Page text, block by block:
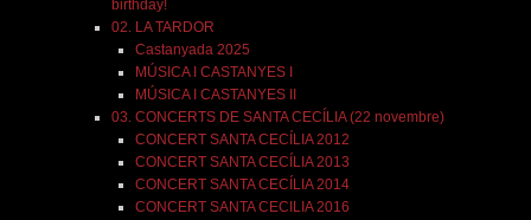
birthday!
02. LA TARDOR
Castanyada 2025
MÚSICA I CASTANYES I
MÚSICA I CASTANYES II
03. CONCERTS DE SANTA CECÍLIA (22 novembre)
CONCERT SANTA CECÍLIA 2012
CONCERT SANTA CECÍLIA 2013
CONCERT SANTA CECÍLIA 2014
CONCERT SANTA CECILIA 2016